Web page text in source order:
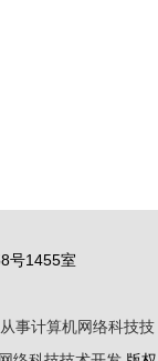
号1455室
从事计算机网络科技技